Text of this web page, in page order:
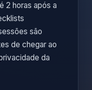
2 horas após a
são
de chegar ao
da